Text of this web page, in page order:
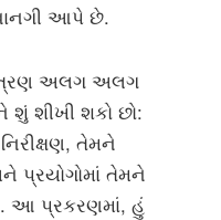
આપે છે.
ત્રણ અલગ અલગ
શું શીખી શકો છો:
તેમને
પ્રયોગોમાં તેમને
આ પ્રકરણમાં, હું